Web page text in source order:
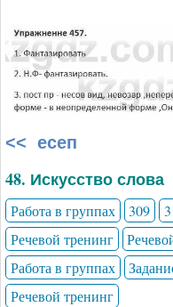
<< есеп
48. Искусство слова
Работа в группах 309
Речевой тренинг
Работа в группах
Речевой тренинг